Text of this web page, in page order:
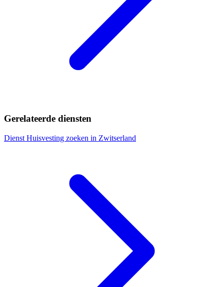
Gerelateerde diensten
Dienst Huisvesting zoeken in Zwitserland